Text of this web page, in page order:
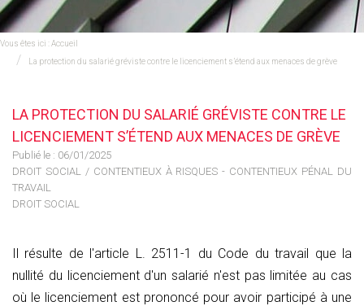
Vous êtes ici :Accueil
La protection du salarié gréviste contre le licenciement s’étend aux menaces de grève
LA PROTECTION DU SALARIÉ GRÉVISTE CONTRE LE
LICENCIEMENT S’ÉTEND AUX MENACES DE GRÈVE
Publié le : 06/01/2025
DROIT SOCIAL/ CONTENTIEUX À RISQUES - CONTENTIEUX PÉNAL DU
TRAVAIL
DROIT SOCIAL
Il résulte de l'article L. 2511-1 du Code du travail que la
nullité du licenciement d'un salarié n'est pas limitée au cas
où le licenciement est prononcé pour avoir participé à une